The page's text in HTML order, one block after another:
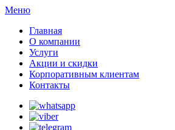
Меню
Главная
О компании
Услуги
Акции и скидки
Корпоративным клиентам
Контакты